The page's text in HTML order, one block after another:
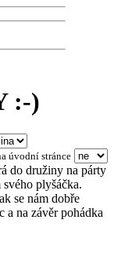
:-)
úvodní stránce
do družiny na párty
plyšáčka.
se nám dobře
na závěr pohádka